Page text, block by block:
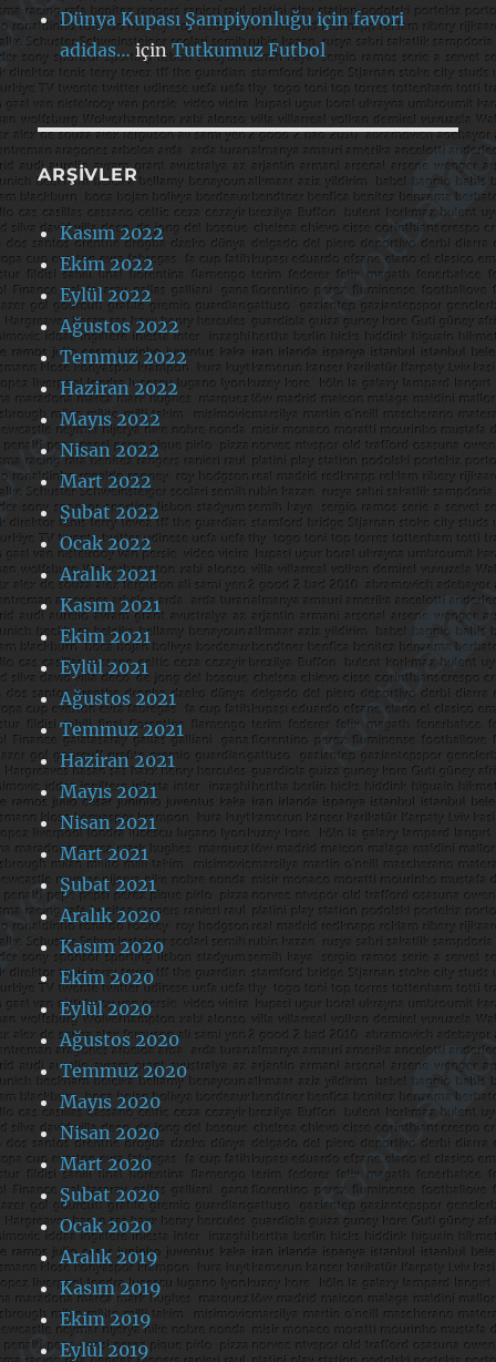
Dünya Kupası Şampiyonluğu için favori
adidas… içinTutkumuz Futbol
ARŞIVLER
Kasım 2022
Ekim 2022
Eylül 2022
Ağustos 2022
Temmuz 2022
Haziran 2022
Mayıs 2022
Nisan 2022
Mart 2022
Şubat 2022
Ocak 2022
Aralık 2021
Kasım 2021
Ekim 2021
Eylül 2021
Ağustos 2021
Temmuz 2021
Haziran 2021
Mayıs 2021
Nisan 2021
Mart 2021
Şubat 2021
Aralık 2020
Kasım 2020
Ekim 2020
Eylül 2020
Ağustos 2020
Temmuz 2020
Mayıs 2020
Nisan 2020
Mart 2020
Şubat 2020
Ocak 2020
Aralık 2019
Kasım 2019
Ekim 2019
Eylül 2019